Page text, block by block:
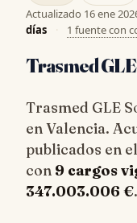
Actualizado 16 ene
días
· 1 fuente con
Trasmed
Trasmed GLE
en Valencia.
publicados en
con 9 cargos
347.003.006 €.